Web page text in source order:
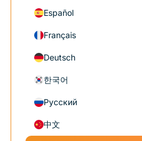
Español
Français
Deutsch
한국어
Русский
中文